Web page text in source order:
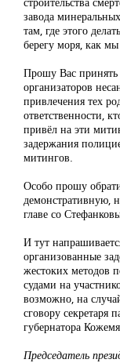
завода
там, где этого
берегу моря, как
Прошу Вас принять
организаторов
привлечения тех
ответственности,
привёл на эти
задержания
митингов.
Особо прошу
демонстративную,
главе со
И тут
организованные
жестоких методов
судами на
возможно, на
сговору секретаря
губернатора
Председатель